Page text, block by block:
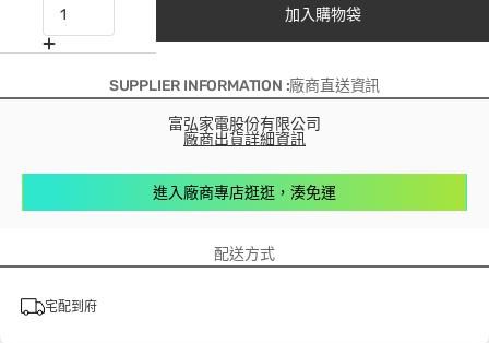
加入購物袋
SUPPLIER INFORMATION :廠商直送資訊
富弘家電股份有限公司
廠商出貨詳細資訊
進入廠商專店逛逛，湊免運
配送方式
宅配到府